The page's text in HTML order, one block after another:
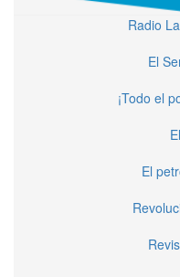
Radio
El
¡Todo el
El